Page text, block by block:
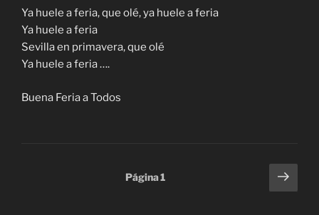
Ya huele a feria, que olé, ya huele a feria
Ya huele a feria
Sevilla en primavera, que olé
Ya huele a feria ….
Buena Feria a Todos
Página1